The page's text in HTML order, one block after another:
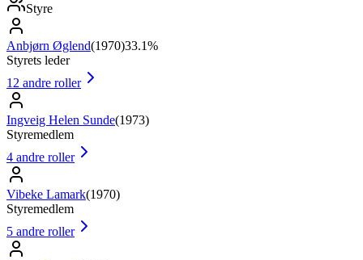
Styre
Anbjørn Øglend(1970)33.1%
Styrets leder
12 andre roller
Ingveig Helen Sunde(1973)
Styremedlem
4 andre roller
Vibeke Lamark(1970)
Styremedlem
5 andre roller